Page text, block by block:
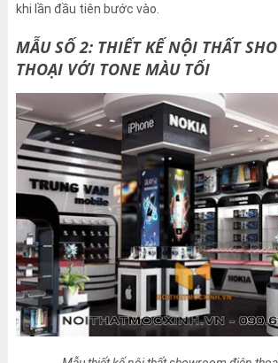
khi lần đầu tiên bước vào.
MẪU SỐ 2: THIẾT KẾ NỘI THẤT
THOẠI VỚI TONE MÀU TỐI